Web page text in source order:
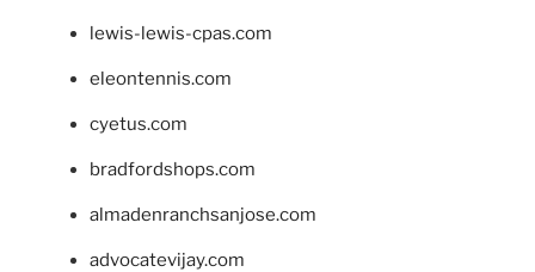
lewis-lewis-cpas.com
eleontennis.com
cyetus.com
bradfordshops.com
almadenranchsanjose.com
advocatevijay.com